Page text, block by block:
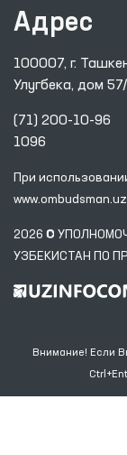
Адрес
100007, г.
Улугбека, дом
(71) 200-10-96
1096
При
www.ombudsman.uz
2026 ©
УЗБЕКИСТАН ПО
Внимание! Если